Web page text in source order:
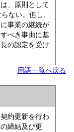
、原則として
ない。但し、
事業の継続が
べき事由に基
の認定を受け
用語一覧へ戻る
約更新を行わ
締結及び更